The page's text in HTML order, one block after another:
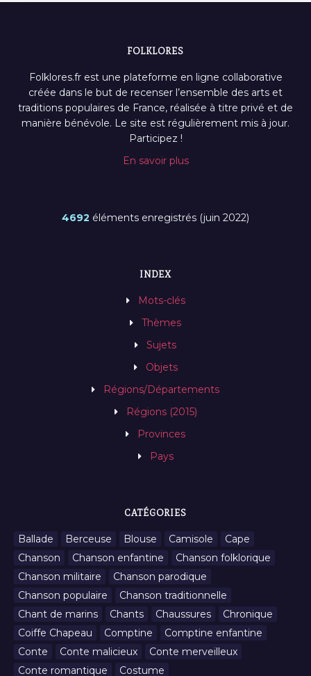
FOLKLORES
Folklores.fr est une plateforme en ligne collaborative
créée dans le but de recenser l’ensemble des arts et
traditions populaires de France, réalisée à titre privé et de
manière bénévole. Le site est régulièrement mis à jour.
Participez !
En savoir plus
4692 éléments enregistrés (juin 2022)
INDEX
Mots-clés
Thèmes
Sujets
Objets
Régions/Départements
Régions (2015)
Provinces
Pays
CATÉGORIES
Ballade Berceuse Blouse Camisole
Cape
Chanson
Chanson enfantine
Chanson folklorique
Chanson militaire
Chanson parodique
Chanson populaire
Chanson traditionnelle
Chant de marins
Chants Chaussures
Chronique
Coiffe Chapeau
Comptine
Comptine enfantine
Conte
Conte malicieux
Conte merveilleux
Conte romantique
Costume